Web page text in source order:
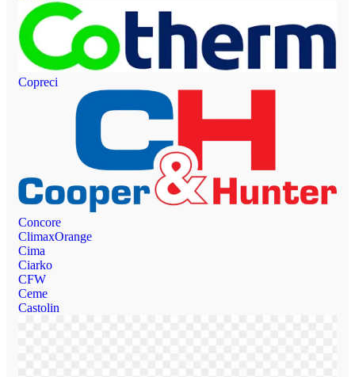
Copreci
Concore
ClimaxOrange
Cima
Ciarko
CFW
Ceme
Castolin